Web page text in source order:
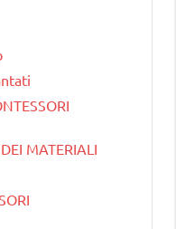
MATERIALI